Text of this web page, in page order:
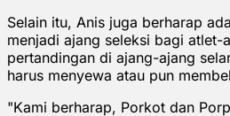
Selain itu, Anis juga berharap
menjadi ajang seleksi bagi atlet-
pertandingan di ajang-ajang
harus menyewa atau pun
"Kami berharap, Porkot dan